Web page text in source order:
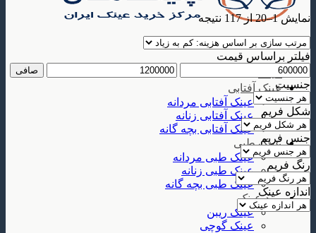
عینک
عینک آفتابی
عینک آفتابی مردانه
عینک آفتابی زنانه
عینک آفتابی بچه گانه
عینک طبی
عینک طبی مردانه
عینک طبی زنانه
عینک طبی بچه گانه
برند عینک
عینک ریبن
عینک گوچی
نمایش 1–20 از 117 نتیجه
Sorted
price:
to
high
فیلتر براساس قیمت
حداقل
قیمت
حداكثر
صافی
جنسیت
شکل فریم
جنس فریم
رنگ فریم
اندازه عینک